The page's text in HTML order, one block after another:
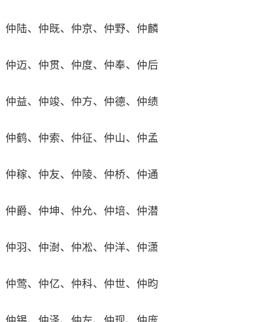
仲陆、仲既、仲京、仲野、仲麟
仲迈、仲贯、仲度、仲奉、仲后
仲益、仲竣、仲方、仲德、仲绩
仲鹤、仲索、仲征、仲山、仲孟
仲稼、仲友、仲陵、仲桥、仲通
仲爵、仲坤、仲允、仲培、仲潜
仲羽、仲澍、仲凇、仲洋、仲潇
仲莺、仲亿、仲科、仲世、仲昀